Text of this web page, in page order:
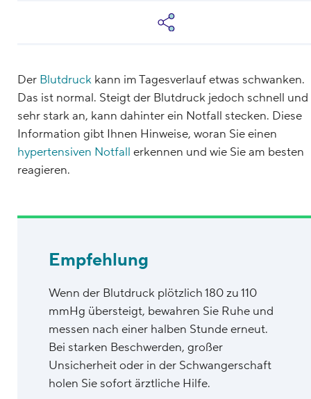
Der Blutdruck kann im Tagesverlauf etwas schwanken.
Das ist normal. Steigt der Blutdruck jedoch schnell und
sehr stark an, kann dahinter ein Notfall stecken. Diese
Information gibt Ihnen Hinweise, woran Sie einen
hypertensiven Notfall erkennen und wie Sie am besten
reagieren.
Empfehlung
Wenn der Blutdruck plötzlich 180 zu 110
mmHg übersteigt, bewahren Sie Ruhe und
messen nach einer halben Stunde erneut.
Bei starken Beschwerden, großer
Unsicherheit oder in der Schwangerschaft
holen Sie sofort ärztliche Hilfe.